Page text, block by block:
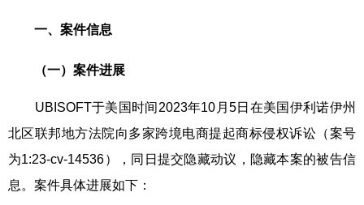
一、案件信息
（一）案件进展
UBISOFT于美国时间2023年10月5日在美国伊利诺伊州
北区联邦地方法院向多家跨境电商提起商标侵权诉讼（案号
为1:23-cv-14536），同日提交隐藏动议，隐藏本案的被告信
息。案件具体进展如下：